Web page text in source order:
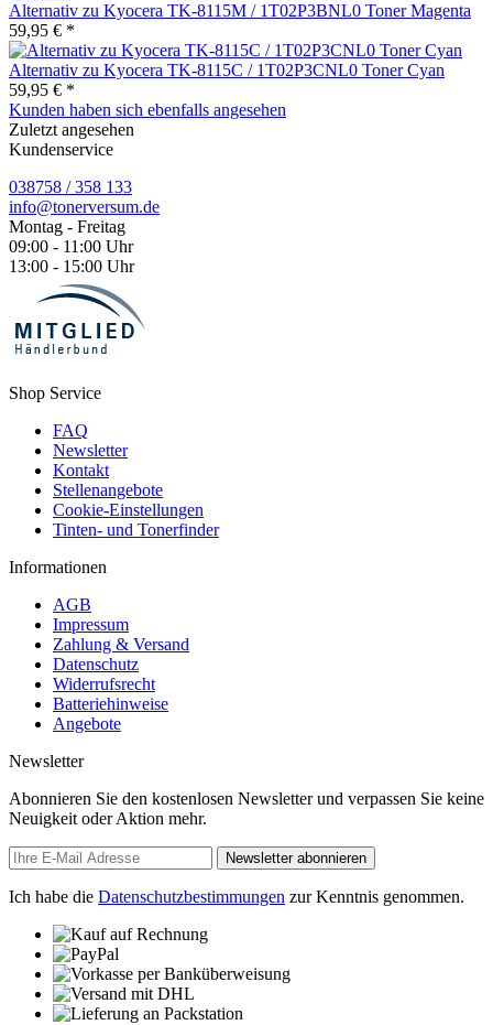
Alternativ zu Kyocera TK-8115M / 1T02P3BNL0 Toner Magenta
59,95 € *
Alternativ zu Kyocera TK-8115C / 1T02P3CNL0 Toner Cyan
59,95 € *
Kunden haben sich ebenfalls angesehen
Zuletzt angesehen
Kundenservice
038758 / 358 133
info@tonerversum.de
Montag - Freitag
09:00 - 11:00 Uhr
13:00 - 15:00 Uhr
Shop Service
FAQ
Newsletter
Kontakt
Stellenangebote
Cookie-Einstellungen
Tinten- und Tonerfinder
Informationen
AGB
Impressum
Zahlung & Versand
Datenschutz
Widerrufsrecht
Batteriehinweise
Angebote
Newsletter
Abonnieren Sie den kostenlosen Newsletter und verpassen Sie keine
Neuigkeit oder Aktion mehr.
Newsletter abonnieren
Ich habe die Datenschutzbestimmungen zur Kenntnis genommen.